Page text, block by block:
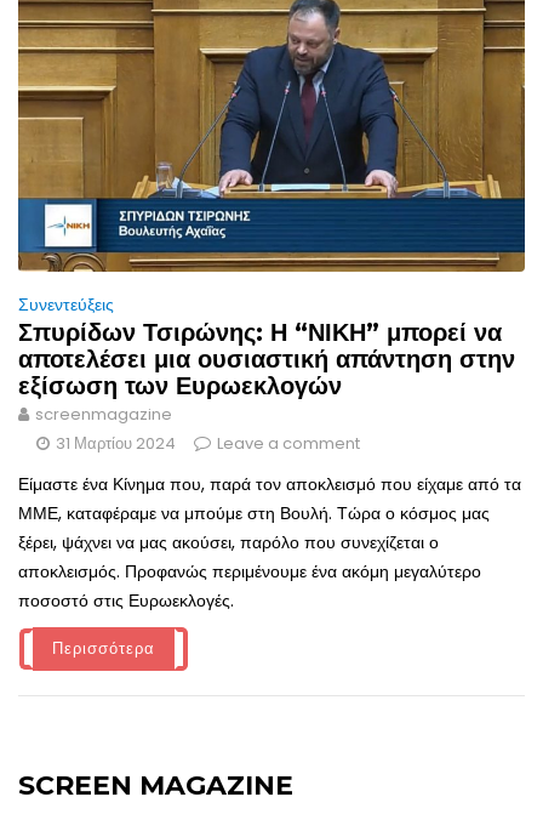
Συνεντεύξεις
Σπυρίδων Τσιρώνης: Η “ΝΙΚΗ” μπορεί να
αποτελέσει μια ουσιαστική απάντηση στην
εξίσωση των Ευρωεκλογών
screenmagazine
31 Μαρτίου 2024
Leave a comment
Είμαστε ένα Κίνημα που, παρά τον αποκλεισμό που είχαμε από τα
ΜΜΕ, καταφέραμε να μπούμε στη Βουλή. Τώρα ο κόσμος μας
ξέρει, ψάχνει να μας ακούσει, παρόλο που συνεχίζεται ο
αποκλεισμός. Προφανώς περιμένουμε ένα ακόμη μεγαλύτερο
ποσοστό στις Ευρωεκλογές.
Περισσότερα
SCREEN MAGAZINE